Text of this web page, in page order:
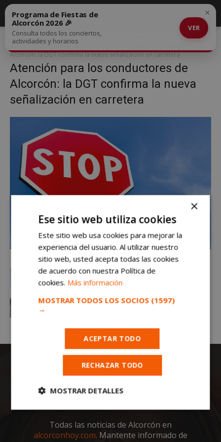
Inicio
Atención para los conductores de Alcorcón: la DGT confirma la
nueva señalización en carretera
Alcorcón: la DGT confirma la nueva señalización en carretera
Atención para los conductores de
Alcorcón: la DGT confirma la nueva
señalización en carretera
Programa de Fiestas de
Alcorcón 2026 🎉
Consulta todos los conciertos,
actividades y horarios
VER
×
Todas las noticias de Alcorcón en
alcorconhoy.com. Mantente informado de
×
Ese sitio web utiliza cookies
Este sitio web usa cookies para mejorar la
experiencia del usuario. Al utilizar nuestro
sitio web, usted acepta todas las cookies
de acuerdo con nuestra Política de
cookies. Más información
MOSTRAR TODOS LOS SOCIOS (1597)
→
ACEPTAR TODO
RECHAZAR TODO
MOSTRAR DETALLES
Cookies
necesarias
Cookies de